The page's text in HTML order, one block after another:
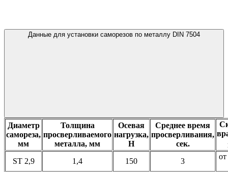
Данные для установки саморезов по металлу DIN 7504
Диаметр
самореза,
мм
Толщина
просверливаемого
металла, мм
Осевая
нагрузка,
Н
Среднее время
просверливания,
сек.
ST 2,9
1,4 150 3